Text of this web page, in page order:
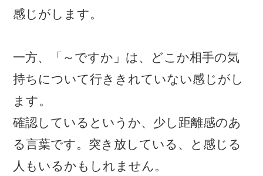
感じがします。
一方、「～ですか」は、どこか相手の気
持ちについて行ききれていない感じがし
ます。
確認しているというか、少し距離感のあ
る言葉です。突き放している、と感じる
人もいるかもしれません。